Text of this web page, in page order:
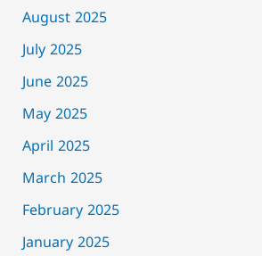
August 2025
July 2025
June 2025
May 2025
April 2025
March 2025
February 2025
January 2025